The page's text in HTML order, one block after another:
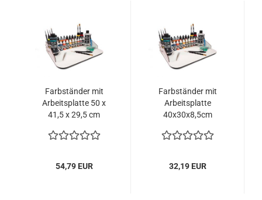
Farbständer mit
Arbeitsplatte 50 x
41,5 x 29,5 cm
54,79 EUR
Farbständer mit
Arbeitsplatte
40x30x8,5cm
32,19 EUR